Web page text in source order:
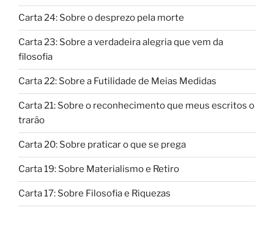
Carta 24: Sobre o desprezo pela morte
Carta 23: Sobre a verdadeira alegria que vem da
filosofia
Carta 22: Sobre a Futilidade de Meias Medidas
Carta 21: Sobre o reconhecimento que meus escritos o
trarão
Carta 20: Sobre praticar o que se prega
Carta 19: Sobre Materialismo e Retiro
Carta 17: Sobre Filosofia e Riquezas